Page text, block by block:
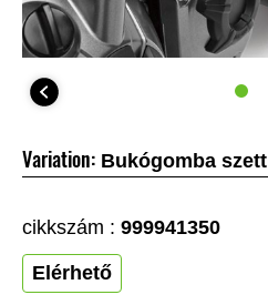
Variation: Bukógomba szett
cikkszám : 999941350
Elérhető